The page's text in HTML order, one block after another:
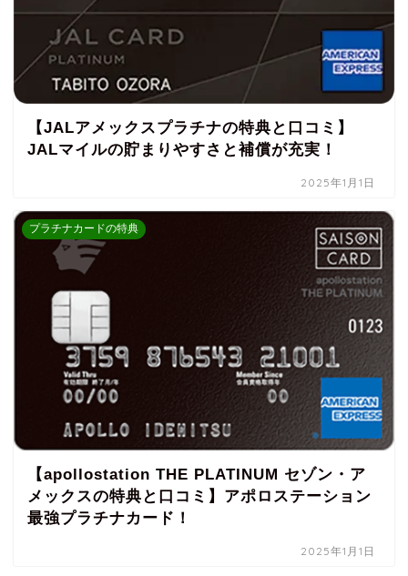
【JALアメックスプラチナの特典と口コミ】
JALマイルの貯まりやすさと補償が充実！
2025年1月1日
プラチナカードの特典
【apollostation THE PLATINUM セゾン・ア
メックスの特典と口コミ】アポロステーション
最強プラチナカード！
2025年1月1日